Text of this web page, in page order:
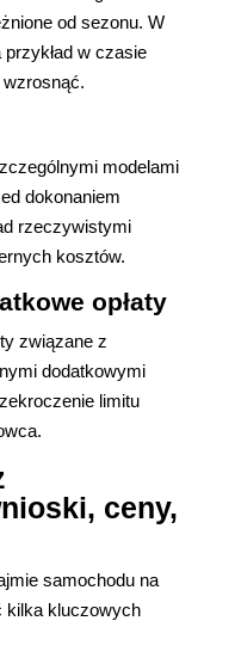
od sezonu. W
w czasie
modelami
dokonaniem
rzeczywistymi
kosztów.
opłaty
związane z
dodatkowymi
limitu
ceny,
samochodu na
kilka kluczowych